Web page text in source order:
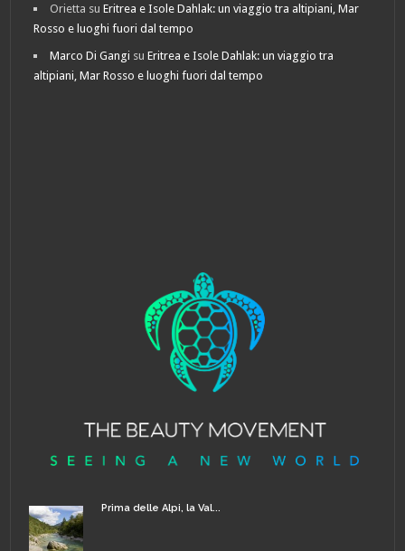
Orietta suEritrea e Isole Dahlak: un viaggio tra altipiani, Mar
Rosso e luoghi fuori dal tempo
Marco Di Gangi suEritrea e Isole Dahlak: un viaggio tra
altipiani, Mar Rosso e luoghi fuori dal tempo
Prima delle Alpi, la Val...